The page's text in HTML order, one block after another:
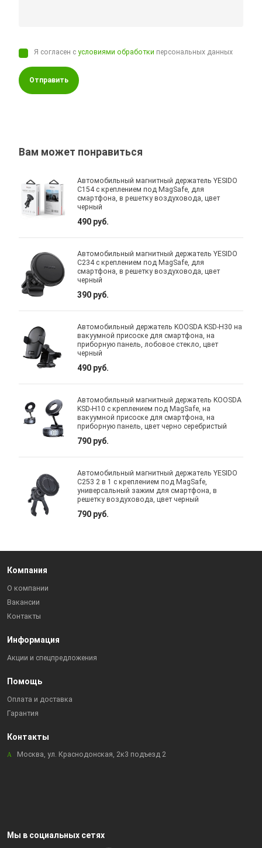
Я согласен сусловиями обработки персональных данных
Отправить
Вам может понравиться
Автомобильный магнитный держатель YESIDO
C154 с креплением под MagSafe, для
смартфона, в решетку воздуховода, цвет
черный
490 руб.
Автомобильный магнитный держатель YESIDO
C234 с креплением под MagSafe, для
смартфона, в решетку воздуховода, цвет
черный
390 руб.
Автомобильный держатель KOOSDA KSD-H30 на
вакуумной присоске для смартфона, на
приборную панель, лобовое стекло, цвет
черный
490 руб.
Автомобильный магнитный держатель KOOSDA
KSD-H10 с креплением под MagSafe, на
вакуумной присоске для смартфона, на
приборную панель, цвет черно серебристый
790 руб.
Автомобильный магнитный держатель YESIDO
C253 2 в 1 с креплением под MagSafe,
универсальный зажим для смартфона, в
решетку воздуховода, цвет черный
790 руб.
Компания
О компании
Вакансии
Контакты
Информация
Акции и спецпредложения
Помощь
Оплата и доставка
Гарантия
Контакты
Москва, ул. Краснодонская, 2к3 подъезд 2
Мы в социальных сетях